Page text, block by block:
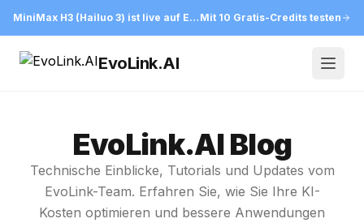
MiniMax H3 (Hailuo 3) ist live auf EvoLink Mit 10 Gratis-Credits testen
EvoLink.AI
EvoLink.AI Blog
Technische Einblicke, Tutorials und Updates vom
EvoLink-Team. Erfahren Sie, wie Sie Ihre KI-
Kosten optimieren und bessere Anwendungen